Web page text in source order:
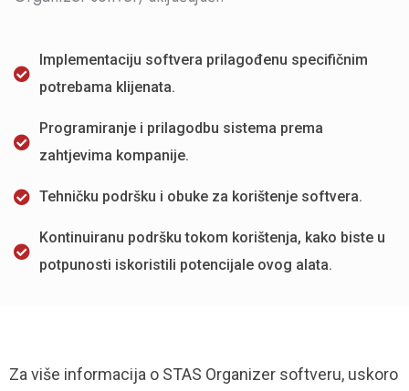
Implementaciju softvera prilagođenu specifičnim
potrebama klijenata.
Programiranje i prilagodbu sistema prema
zahtjevima kompanije.
Tehničku podršku i obuke za korištenje softvera.
Kontinuiranu podršku tokom korištenja, kako biste u
potpunosti iskoristili potencijale ovog alata.
Za više informacija o STAS Organizer softveru, uskoro